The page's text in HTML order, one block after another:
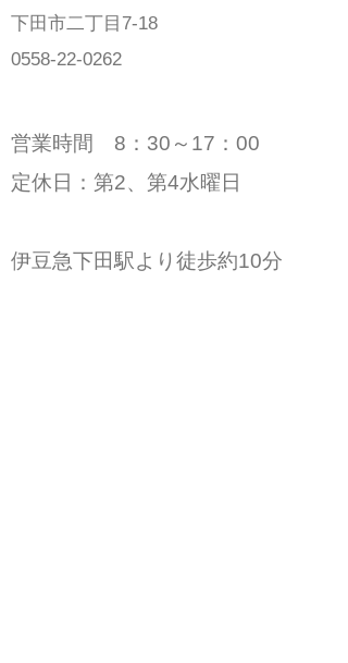
下田市二丁目7-18
0558-22-0262
営業時間 8：30～17：00
定休日：第2、第4水曜日
伊豆急下田駅より徒歩約10分